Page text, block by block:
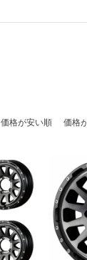
価格が安い順 価格